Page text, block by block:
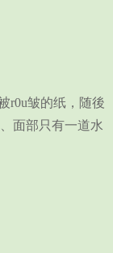
皱的纸，随後
面部只有一道水